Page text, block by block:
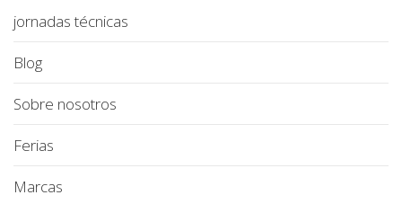
jornadas técnicas
Blog
Sobre nosotros
Ferias
Marcas